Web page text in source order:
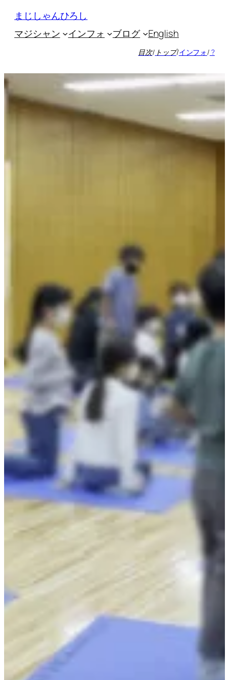
ッ
プ
まじしゃんひろし
マジシャン
インフォ ブログ English
目次/ トップ/インフォ/?